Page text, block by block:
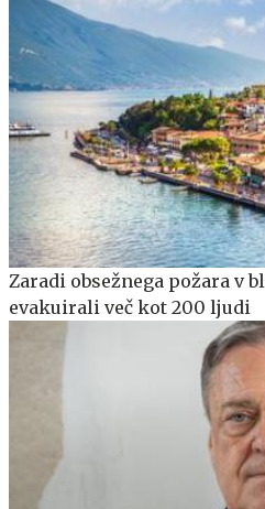
Zaradi obsežnega požara v
evakuirali več kot 200 ljudi